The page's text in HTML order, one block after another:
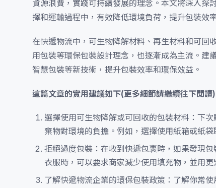
資源浪費，實踐可持續發展的理念。本文將深入探
擇和運輸過程中，有效降低環境負荷，提升包裝效
在快遞物流中，可生物降解材料、再生材料和可回
用包裝等環保包裝設計理念，也逐漸成為主流。建
智慧包裝等新技術，提升包裝效率和環保效益。
這篇文章的實用建議如下(更多細節請繼續往下閱讀)
選擇使用可生物降解或可回收的包裝材料：下
棄物對環境的負擔。例如，選擇使用紙箱或紙
拒絕過度包裝：在收到快遞包裹時，如果發現
衣服時，可以要求商家減少使用填充物，並用
了解快遞物流企業的環保包裝政策：了解你常